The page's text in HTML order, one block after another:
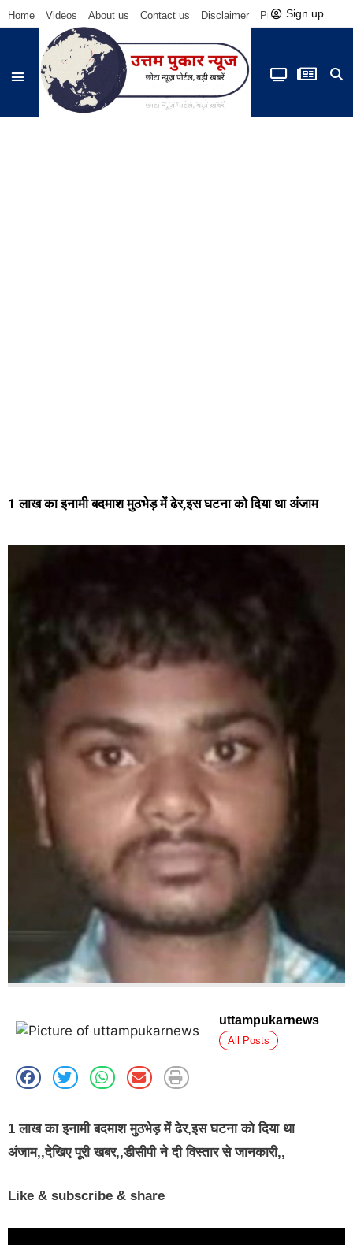
Home Videos About us Contact us Disclaimer Privacy Policy
Sign up
1 लाख का इनामी बदमाश मुठभेड़ में ढेर,इस घटना को दिया था अंजाम
uttampukarnews
All Posts
1 लाख का इनामी बदमाश मुठभेड़ में ढेर,इस घटना को दिया था
अंजाम,,देखिए पूरी खबर,,डीसीपी ने दी विस्तार से जानकारी,,
Like & subscribe & share